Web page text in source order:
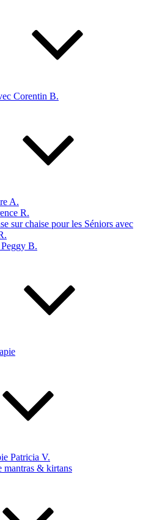
Corentin B.
A.
R.
sur chaise pour les Séniors avec
B.
Patricia V.
mantras & kirtans